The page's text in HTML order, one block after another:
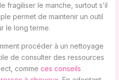
fragiliser le manche, surtout s’il
permet de maintenir un outil
le long terme.
procéder à un nettoyage
de consulter des ressources
comme ces conseils